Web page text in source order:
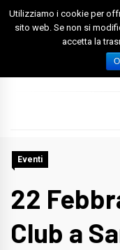
Skip
Foggia
Eventi
22
Club a
Utilizziamo i cookie per
sito web. Se non si
accetta la